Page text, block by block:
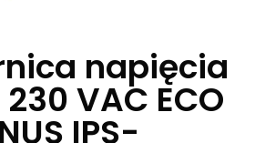
napięcia
VAC ECO
IPS-